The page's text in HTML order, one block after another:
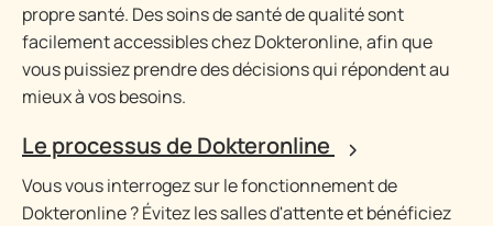
propre santé. Des soins de santé de qualité sont
facilement accessibles chez Dokteronline, afin que
vous puissiez prendre des décisions qui répondent au
mieux à vos besoins.
Le processus de Dokteronline
Vous vous interrogez sur le fonctionnement de
Dokteronline ? Évitez les salles d'attente et bénéficiez